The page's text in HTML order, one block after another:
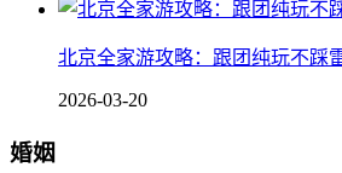
北京全家游攻略：跟团纯玩不踩
2026-03-20
婚姻